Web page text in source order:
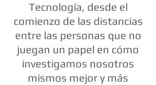
Tecnología, desde el
comienzo de las distancias
entre las personas que no
juegan un papel en cómo
investigamos nosotros
mismos mejor y más